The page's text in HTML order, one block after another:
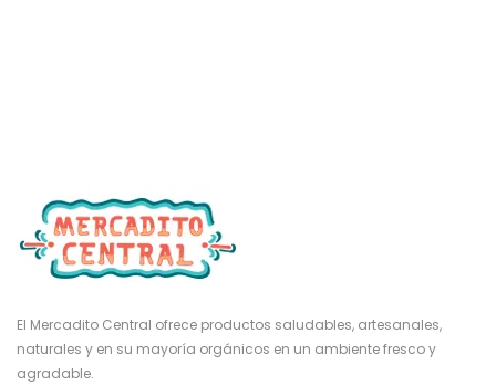
El Mercadito Central ofrece productos saludables, artesanales,
naturales y en su mayoría orgánicos en un ambiente fresco y
agradable.